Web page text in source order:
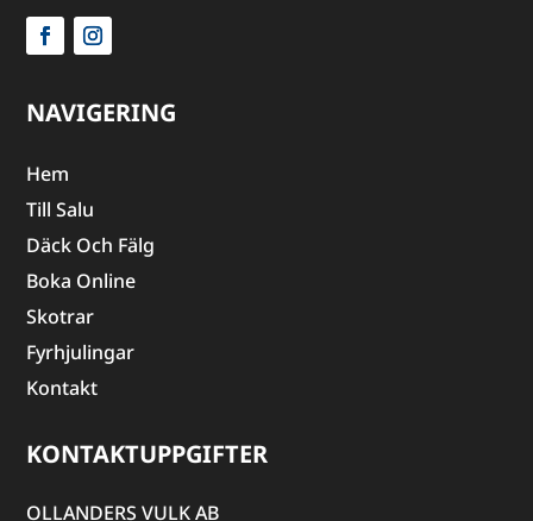
NAVIGERING
Hem
Till Salu
Däck Och Fälg
Boka Online
Skotrar
Fyrhjulingar
Kontakt
KONTAKTUPPGIFTER
OLLANDERS VULK AB